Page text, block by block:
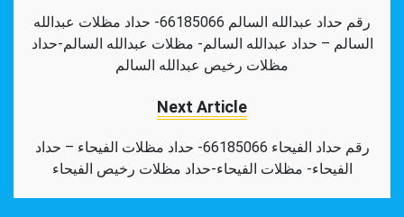
رقم حداد عبدالله السالم 66185066- حداد مظلات عبدالله
السالم – حداد عبدالله السالم- مظلات عبدالله السالم-حداد
مظلات رخيص عبدالله السالم
Next Article
رقم حداد الفيحاء 66185066- حداد مظلات الفيحاء – حداد
الفيحاء- مظلات الفيحاء-حداد مظلات رخيص الفيحاء